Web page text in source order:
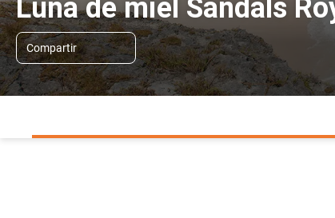
Luna de miel Sandals
Compartir